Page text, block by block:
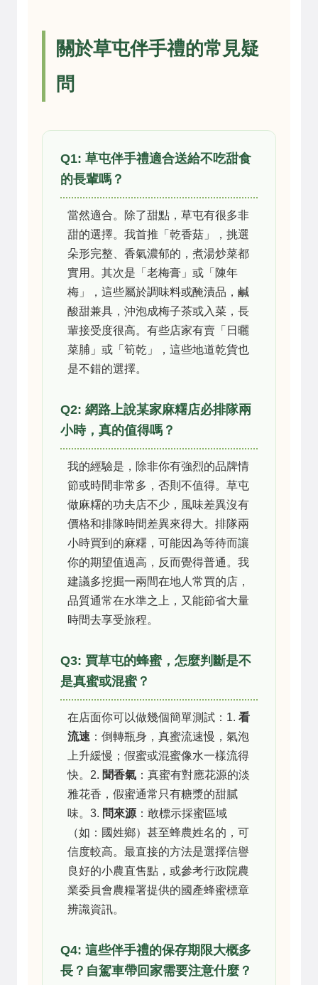
關於草屯伴手禮的常見疑
問
Q1: 草屯伴手禮適合送給不吃甜食
的長輩嗎？
當然適合。除了甜點，草屯有很多非
甜的選擇。我首推「乾香菇」，挑選
朵形完整、香氣濃郁的，煮湯炒菜都
實用。其次是「老梅膏」或「陳年
梅」，這些屬於調味料或醃漬品，鹹
酸甜兼具，沖泡成梅子茶或入菜，長
輩接受度很高。有些店家有賣「日曬
菜脯」或「筍乾」，這些地道乾貨也
是不錯的選擇。
Q2: 網路上說某家麻糬店必排隊兩
小時，真的值得嗎？
我的經驗是，除非你有強烈的品牌情
節或時間非常多，否則不值得。草屯
做麻糬的功夫店不少，風味差異沒有
價格和排隊時間差異來得大。排隊兩
小時買到的麻糬，可能因為等待而讓
你的期望值過高，反而覺得普通。我
建議多挖掘一兩間在地人常買的店，
品質通常在水準之上，又能節省大量
時間去享受旅程。
Q3: 買草屯的蜂蜜，怎麼判斷是不
是真蜜或混蜜？
在店面你可以做幾個簡單測試：1. 看
流速 ：倒轉瓶身，真蜜流速慢，氣泡
上升緩慢；假蜜或混蜜像水一樣流得
快。2. 聞香氣 ：真蜜有對應花源的淡
雅花香，假蜜通常只有糖漿的甜膩
味。3. 問來源 ：敢標示採蜜區域
（如：國姓鄉）甚至蜂農姓名的，可
信度較高。最直接的方法是選擇信譽
良好的小農直售點，或參考行政院農
業委員會農糧署提供的國產蜂蜜標章
辨識資訊。
Q4: 這些伴手禮的保存期限大概多
長？自駕車帶回家需要注意什麼？